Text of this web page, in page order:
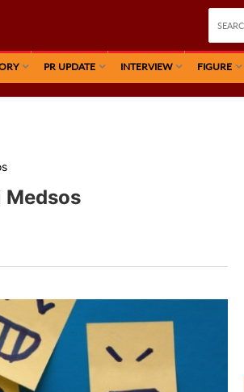
PR UPDATE INTERVIEW FIGURE
Medsos